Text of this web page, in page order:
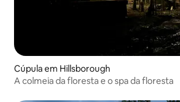
Cúpula em Hillsborough
A colmeia da floresta e o spa da floresta